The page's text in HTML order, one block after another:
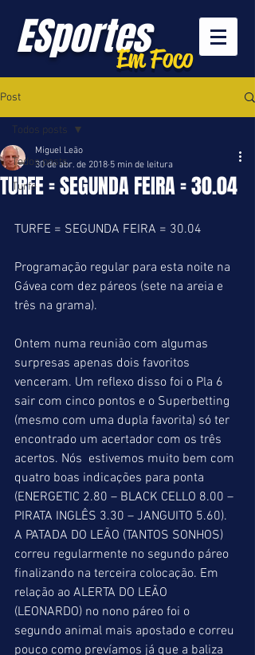
ESportesEm Foco
Post
Todos posts
Turfe
Todos posts
TURFE = SEGUNDA FEIRA = 30.04
Miguel Leão
30 de abr. de 2018 5 min de leitura
TURFE = SEGUNDA FEIRA = 30.04
Programação regular para esta noite na
Gávea com dez páreos (sete na areia e
três na grama).
Ontem numa reunião com algumas
surpresas apenas dois favoritos
venceram. Um reflexo disso foi o Pla 6
sair com cinco pontos e o Superbetting
(mesmo com uma dupla favorita) só ter
encontrado um acertador com os três
acertos. Nós  estivemos muito bem com
quatro boas indicações para ponta
(ENERGETIC 2.80 – BLACK CELLO 8.00 –
PIRATA INGLÊS 3.30 – JANGUITO 5.60).
A PATADA DO LEÃO (TANTOS SONHOS)
correu regularmente no segundo páreo
finalizando na terceira colocação. Em
relação ao ALERTA DO LEÃO
(LEONARDO) no nono páreo foi o
segundo animal mais apostado e correu
pouco como prevíamos já que a baliza